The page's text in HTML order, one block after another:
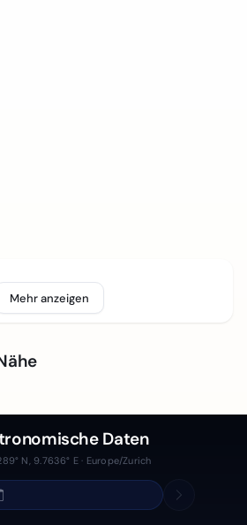
Mehr anzeigen
Daten
N, 9.7636° E · Europe/Zurich